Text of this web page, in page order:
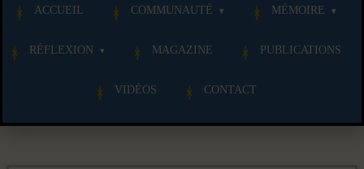
ACCUEIL COMMUNAUTÉ MÉMOIRE
RÉFLEXION MAGAZINE PUBLICATIONS
VIDÉOS CONTACT